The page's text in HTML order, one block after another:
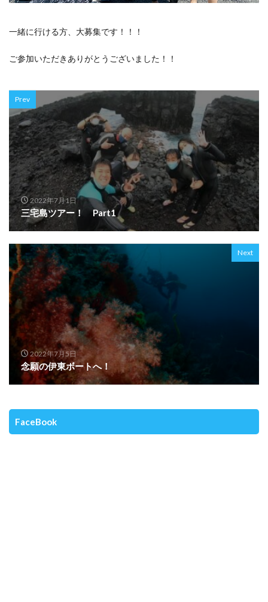
一緒に行ける方、大募集です！！！
ご参加いただきありがとうございました！！
Prev
2022年7月1日
三宅島ツアー！ Part1
Next
2022年7月5日
念願の伊東ボートへ！
FaceBook